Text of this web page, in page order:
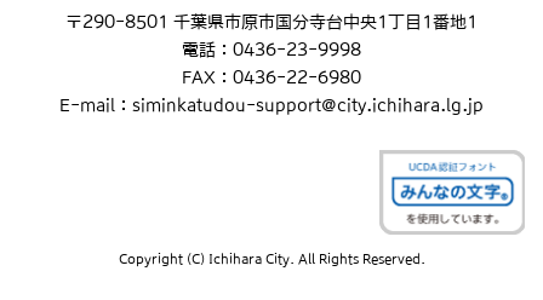
〒290-8501 千葉県市原市国分寺台中央1丁目1番地1
電話：0436-23-9998
FAX：0436-22-6980
E-mail：siminkatudou-support@city.ichihara.lg.jp
Copyright (C) Ichihara City. All Rights Reserved.